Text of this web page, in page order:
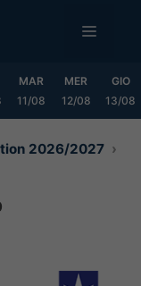
MENU
MAR
11/08
MER
12/08
GIO
13/08
2026/2027